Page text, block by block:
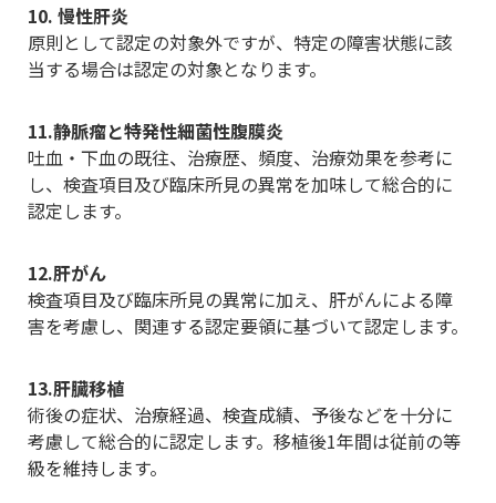
10. 慢性肝炎
原則として認定の対象外ですが、特定の障害状態に該
当する場合は認定の対象となります。
11.静脈瘤と特発性細菌性腹膜炎
吐血・下血の既往、治療歴、頻度、治療効果を参考に
し、検査項目及び臨床所見の異常を加味して総合的に
認定します。
12.肝がん
検査項目及び臨床所見の異常に加え、肝がんによる障
害を考慮し、関連する認定要領に基づいて認定します。
13.肝臓移植
術後の症状、治療経過、検査成績、予後などを十分に
考慮して総合的に認定します。移植後1年間は従前の等
級を維持します。